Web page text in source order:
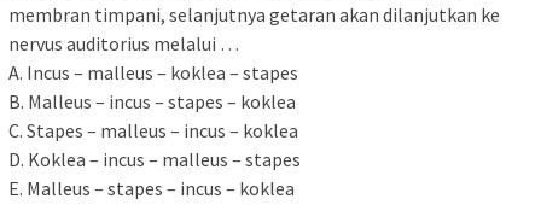
membran timpani, selanjutnya getaran akan dilanjutkan ke
nervus auditorius melalui …
A. Incus – malleus – koklea – stapes
B. Malleus – incus – stapes – koklea
C. Stapes – malleus – incus – koklea
D. Koklea – incus – malleus – stapes
E. Malleus – stapes – incus – koklea